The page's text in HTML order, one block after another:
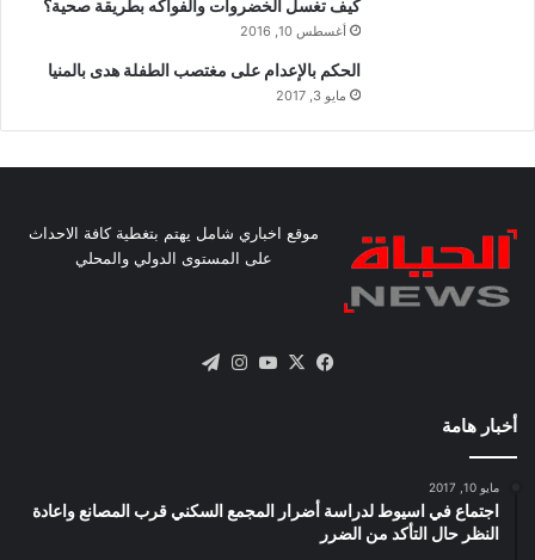
كيف تغسل الخضروات والفواكه بطريقة صحية؟
أغسطس 10, 2016
الحكم بالإعدام على مغتصب الطفلة هدى بالمنيا
مايو 3, 2017
موقع اخباري شامل يهتم بتغطية كافة الاحداث
على المستوى الدولي والمحلي
فيسبوك
X يوتيوبانستقرام
أخبار هامة
مايو 10, 2017
اجتماع في اسيوط لدراسة أضرار المجمع السكني قرب المصانع واعادة
النظر حال التأكد من الضرر